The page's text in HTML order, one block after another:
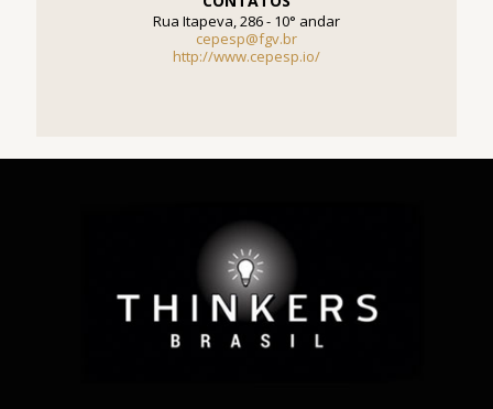
Rua Itapeva, 286 - 10° andar
cepesp@fgv.br
http://www.cepesp.io/